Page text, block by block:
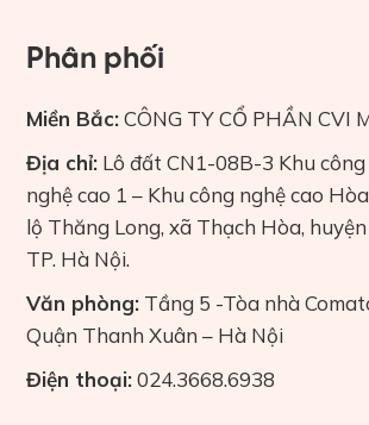
Phân phối
Miền Bắc:CÔNG TY CỔ PHẦN CVI
Địa chỉ: Lô đất CN1-08B-3 Khu
nghệ cao 1 – Khu công nghệ cao
lộ Thăng Long, xã Thạch Hòa,
TP. Hà Nội.
Văn phòng: Tầng 5 -Tòa nhà
Quận Thanh Xuân – Hà Nội
Điện thoại:024.3668.6938